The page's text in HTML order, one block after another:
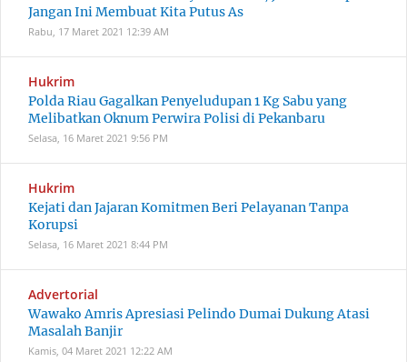
Jangan Ini Membuat Kita Putus As
Rabu, 17 Maret 2021 12:39 AM
Hukrim
Polda Riau Gagalkan Penyeludupan 1 Kg Sabu yang
Melibatkan Oknum Perwira Polisi di Pekanbaru
Selasa, 16 Maret 2021 9:56 PM
Hukrim
Kejati dan Jajaran Komitmen Beri Pelayanan Tanpa
Korupsi
Selasa, 16 Maret 2021 8:44 PM
Advertorial
Wawako Amris Apresiasi Pelindo Dumai Dukung Atasi
Masalah Banjir
Kamis, 04 Maret 2021 12:22 AM